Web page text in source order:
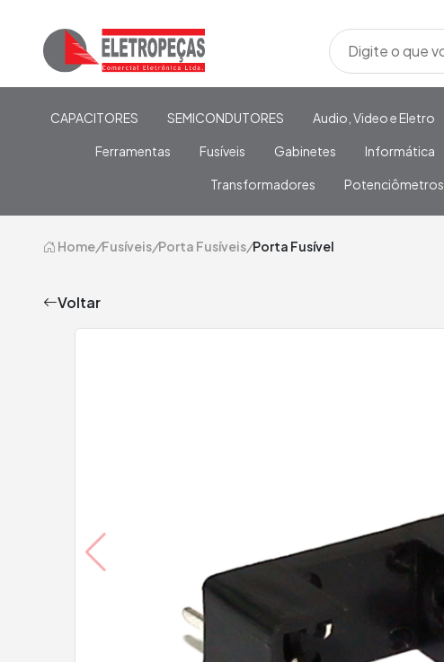
CAPACITORES SEMICONDUTORES Audio, Video e Eletro
Ferramentas Fusíveis Gabinetes Informática
Transformadores Potenciômetros
Home/Fusíveis/Porta Fusíveis/Porta Fusível
Voltar